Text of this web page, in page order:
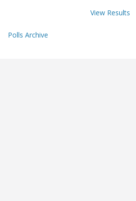
View Results
Polls Archive